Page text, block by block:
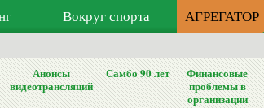
Вокруг спорта АГРЕГАТОР
Анонсы
видеотрансляций
Самбо 90 лет
Финансовые
проблемы в
организации